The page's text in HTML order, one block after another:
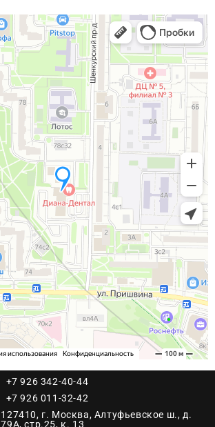
+7 926 342-40-44
+7 926 011-32-42
127410, г. Москва, Алтуфьевское ш., д.
79А, стр.25, к. 13​